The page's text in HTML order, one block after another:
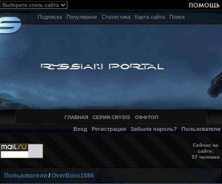
Подписка Популярное Статистика Карта сайта Поиск
ГЛАВНАЯ СЕРИЯ CRYSIS ОФФТОП
Вход Регистрация Забыли пароль? Пользователи
Сейчас на
сайте:
57 человек
Пользователи /OverBoss1886